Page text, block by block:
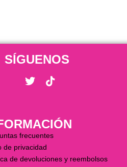
SÍGUENOS
frecuentes
de privacidad
de devoluciones y reembolsos